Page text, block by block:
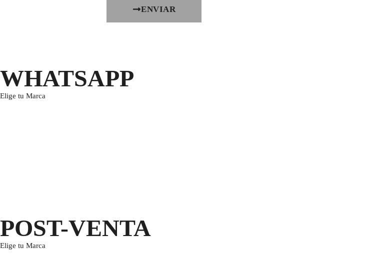
ENVIAR
WHATSAPP
Elige tu Marca
POST-VENTA
Elige tu Marca